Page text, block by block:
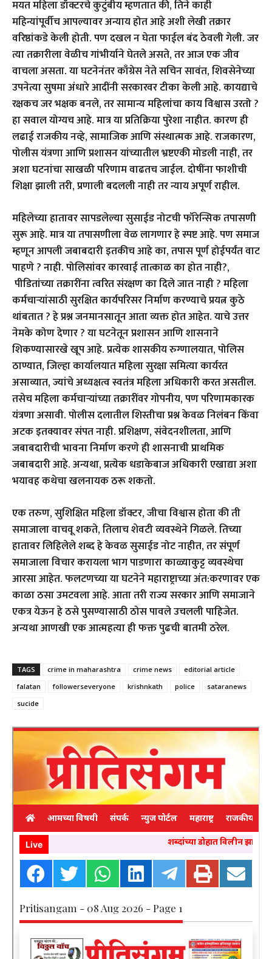
मयत महिला डॉक्टरचे कुटुंबीय म्हणतात की, तिने काही
महिन्यांपूर्वीच आपल्यावर अन्याय होत आहे अशी लेखी तक्रार
वरिष्ठांकडे केली होती. पण दखल न घेता फाईल बंद ठेवली गेली. जर
त्या तक्रारीला वेळीच गांभीर्याने घेतले असते, तर आज एक जीव
वाचला असता. या घटनेनंतर काँग्रेस नेते सचिन सावंत, शिवसेनेच्या
उपनेत्या सुषमा अंधारे आदींनी सरकारवर टीका केली आहे. कायद्याचे
रक्षकच जर भक्षक बनले, तर सामान्य महिलांचा काय विश्वास उरतो ?
हा सवाल योग्यच आहे. मात्र या प्रतिक्रिया पुरेशा नाहीत. कारण ही
लढाई राजकीय नव्हे, सामाजिक आणि संस्थात्मक आहे. राजकारण,
पोलीस यंत्रणा आणि प्रशासन यांच्यातील भ्रष्टएकी मोडली नाही, तर
अशा घटनांचा साखळी परिणाम वाढतच जाईल. दोषींना फाशीची
शिक्षा झाली तरी, प्रणाली बदलली नाही तर न्याय अपूर्ण राहील.
महिलेच्या हातावर सापडलेल्या सुसाईड नोटची फॉरेन्सिक तपासणी
सुरू आहे. मात्र या तपासणीला वेळ लागणार हे स्पष्ट आहे. पण समाज
म्हणून आपली जबाबदारी इतकीच आहे का, तपास पूर्ण होईपर्यंत वाट
पाहणे ? नाही. पोलिसांवर कारवाई तात्काळ का होत नाही?,
पीडितांच्या तक्रारींना त्वरित संरक्षण का दिले जात नाही ? महिला
कर्मचाऱ्यांसाठी सुरक्षित कार्यपरिसर निर्माण करण्याचे प्रयत्न कुठे
थांबतात ? हे प्रश्न जनमानसातून आता व्यक्त होत आहेत. याचे उत्तर
नेमके कोण देणार ? या घटनेतून प्रशासन आणि शासनाने
शिकण्यासारखे खूप आहे. प्रत्येक शासकीय रुग्णालयात, पोलिस
ठाण्यात, जिल्हा कार्यालयात महिला सुरक्षा समित्या कार्यरत
असाव्यात, ज्यांचे अध्यक्षत्व स्वतंत्र महिला अधिकारी करत असतील.
तसेच महिला कर्मचाऱ्यांच्या तक्रारींवर गोपनीय, पण परिणामकारक
यंत्रणा असावी. पोलीस दलातील शिस्तीचा प्रश्न केवळ निलंबन किंवा
अटक इतक्यावर संपत नाही. प्रशिक्षण, संवेदनशीलता, आणि
जबाबदारीची भावना निर्माण करणे ही शासनाची प्राथमिक
जबाबदारी आहे. अन्यथा, प्रत्येक धडाकेबाज अधिकारी एखाद्या अशा
भयावह कथेचा खलनायक ठरू शकतो.
एक तरुण, सुशिक्षित महिला डॉक्टर, जीचा विश्वास होता की ती
समाजाला वाचवू शकते, तिलाच शेवटी व्यवस्थेने गिळले. तिच्या
हातावर लिहिलेले शब्द हे केवळ सुसाईड नोट नाहीत, तर संपूर्ण
समाजाला विचार करायला भाग पाडणारा काळ्याकुट्ट व्यवस्थेचा
आरसा आहेत. फलटणच्या या घटनेने महाराष्ट्राच्या अंत:करणावर एक
काळा ठसा उमटवला आहे. आता तरी राज्य सरकार आणि समाजाने
एकत्र येऊन हे ठसे पुसण्यासाठी ठोस पावले उचलली पाहिजेत.
अन्यथा आणखी एक आत्महत्या ही फक्त पुढची बातमी ठरेल.
TAGS crime in maharashtra crime news
editorial article
falatan
followerseveryone krishnkath police
sataranews
sucide